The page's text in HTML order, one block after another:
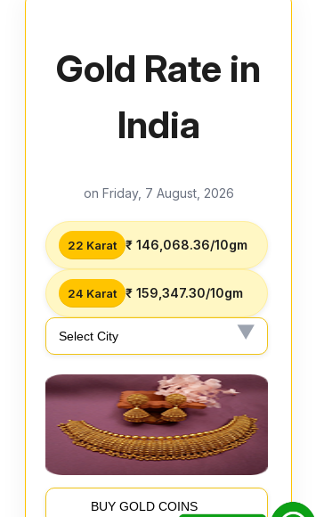
Gold Rate in
India
on Friday, 7 August, 2026
22 Karat ₹ 146,068.36/10gm
24 Karat ₹ 159,347.30/10gm
BUY GOLD COINS